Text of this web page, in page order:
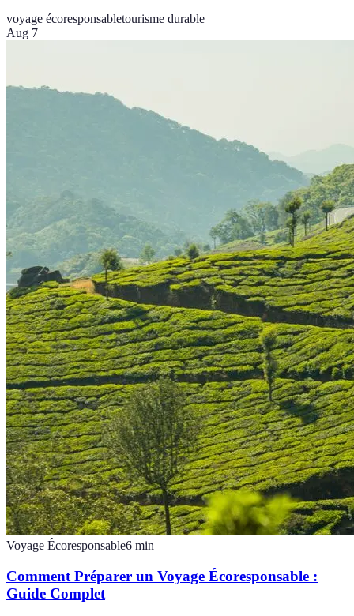
voyage écoresponsabletourisme durable
Aug 7
Voyage Écoresponsable6 min
Comment Préparer un Voyage Écoresponsable :
Guide Complet